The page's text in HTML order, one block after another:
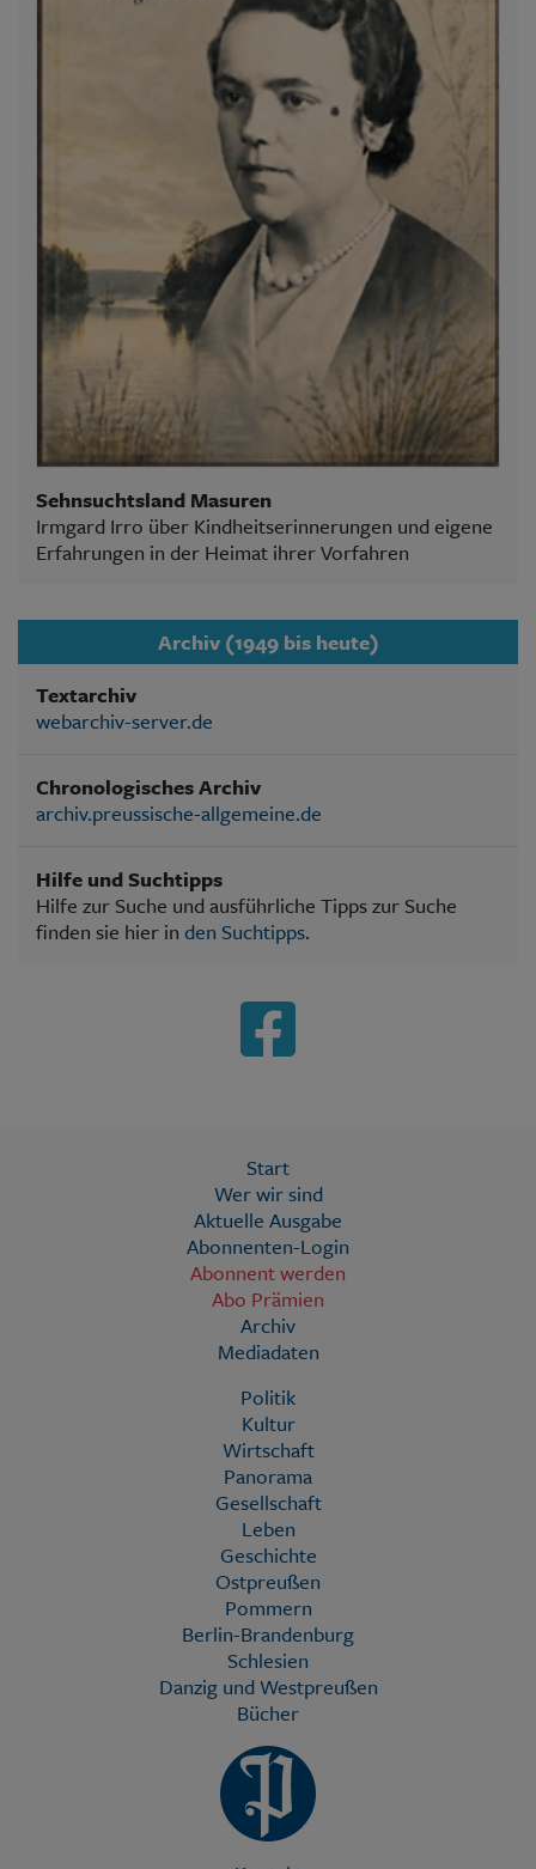
Sehnsuchtsland Masuren
Irmgard Irro über Kindheitserinnerungen und eigene
Erfahrungen in der Heimat ihrer Vorfahren
Archiv (1949 bis heute)
Textarchiv
webarchiv-server.de
Chronologisches Archiv
archiv.preussische-allgemeine.de
Hilfe und Suchtipps
Hilfe zur Suche und ausführliche Tipps zur Suche
finden sie hier in den Suchtipps.
Start
Wer wir sind
Aktuelle Ausgabe
Abonnenten-Login
Abonnent werden
Abo Prämien
Archiv
Mediadaten
Politik
Kultur
Wirtschaft
Panorama
Gesellschaft
Leben
Geschichte
Ostpreußen
Pommern
Berlin-Brandenburg
Schlesien
Danzig und Westpreußen
Bücher